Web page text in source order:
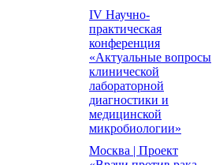
IV Научно-
практическая
конференция
«Актуальные вопросы
клинической
лабораторной
диагностики и
медицинской
микробиологии»
Москва | Проект